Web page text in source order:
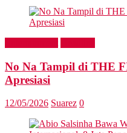
No Na Tampil di THE
Apresiasi
12/05/2026 Suarez 0